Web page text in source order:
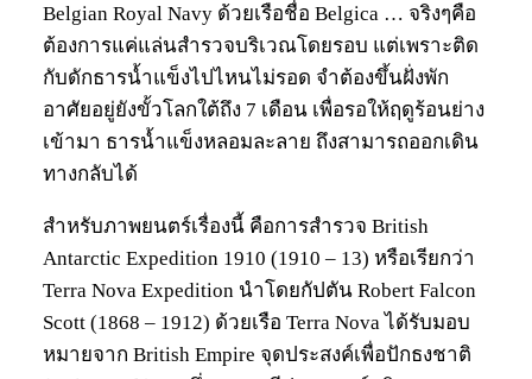
Belgian Royal Navy ด้วยเรือชื่อ Belgica … จริงๆคือ
ต้องการแค่แล่นสำรวจบริเวณโดยรอบ แต่เพราะติด
กับดักธารน้ำแข็งไปไหนไม่รอด จำต้องขึ้นฝั่งพัก
อาศัยอยู่ยังขั้วโลกใต้ถึง 7 เดือน เพื่อรอให้ฤดูร้อนย่าง
เข้ามา ธารน้ำแข็งหลอมละลาย ถึงสามารถออกเดิน
ทางกลับได้
สำหรับภาพยนตร์เรื่องนี้ คือการสำรวจ British
Antarctic Expedition 1910 (1910 – 13) หรือเรียกว่า
Terra Nova Expedition นำโดยกัปตัน Robert Falcon
Scott (1868 – 1912) ด้วยเรือ Terra Nova ได้รับมอบ
หมายจาก British Empire จุดประสงค์เพื่อปักธงชาติ